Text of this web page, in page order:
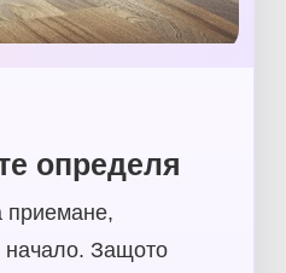
определя
приемане,
начало. Защото